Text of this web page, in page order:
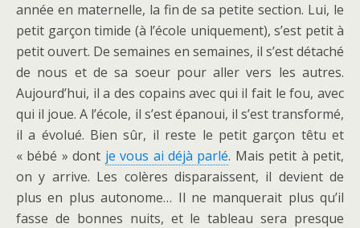
année en maternelle, la fin de sa petite section. Lui, le
petit garçon timide (à l’école uniquement), s’est petit à
petit ouvert. De semaines en semaines, il s’est détaché
de nous et de sa soeur pour aller vers les autres.
Aujourd’hui, il a des copains avec qui il fait le fou, avec
qui il joue. A l’école, il s’est épanoui, il s’est transformé,
il a évolué. Bien sûr, il reste le petit garçon têtu et
« bébé » dont je vous ai déjà parlé. Mais petit à petit,
on y arrive. Les colères disparaissent, il devient de
plus en plus autonome… Il ne manquerait plus qu’il
fasse de bonnes nuits, et le tableau sera presque